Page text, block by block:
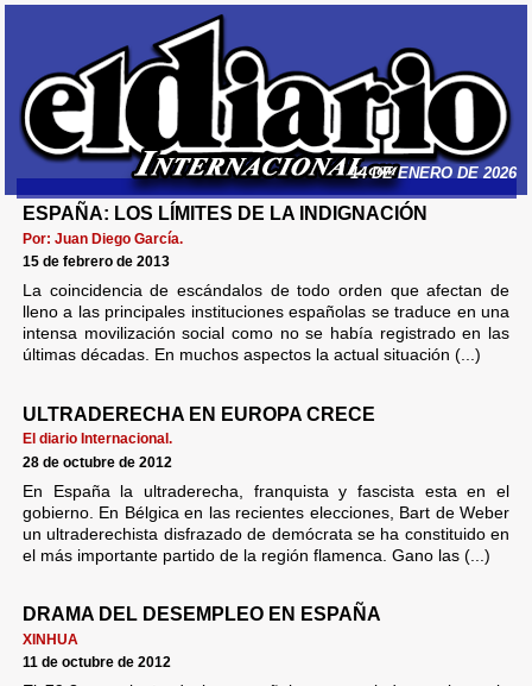
14 DE ENERO DE 2026
ESPAÑA: LOS LÍMITES DE LA INDIGNACIÓN
Por: Juan Diego García.
15 de febrero de 2013
La coincidencia de escándalos de todo orden que afectan de
lleno a las principales instituciones españolas se traduce en una
intensa movilización social como no se había registrado en las
últimas décadas. En muchos aspectos la actual situación (...)
ULTRADERECHA EN EUROPA CRECE
El diario Internacional.
28 de octubre de 2012
En España la ultraderecha, franquista y fascista esta en el
gobierno. En Bélgica en las recientes elecciones, Bart de Weber
un ultraderechista disfrazado de demócrata se ha constituido en
el más importante partido de la región flamenca. Gano las (...)
DRAMA DEL DESEMPLEO EN ESPAÑA
XINHUA
11 de octubre de 2012